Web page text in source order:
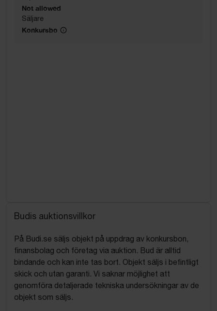
Not allowed
Säljare
Konkursbo
Budis auktionsvillkor
På Budi.se säljs objekt på uppdrag av konkursbon,
finansbolag och företag via auktion. Bud är alltid
bindande och kan inte tas bort. Objekt säljs i befintligt
skick och utan garanti. Vi saknar möjlighet att
genomföra detaljerade tekniska undersökningar av de
objekt som säljs.